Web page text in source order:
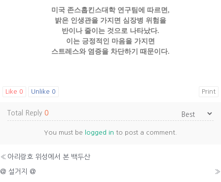
미국 존스홉킨스대학 연구팀에 따르면,
밝은 인생관을 가지면 심장병 위험을
반이나 줄이는 것으로 나타났다.
이는 긍정적인 마음을 가지면
스트레스와 염증을 차단하기 때문이다.
Like 0 Unlike 0 Print
Total Reply 0
You must be logged in to post a comment.
« 아리랑호 위성에서 본 백두산
@ 설거지 @ »